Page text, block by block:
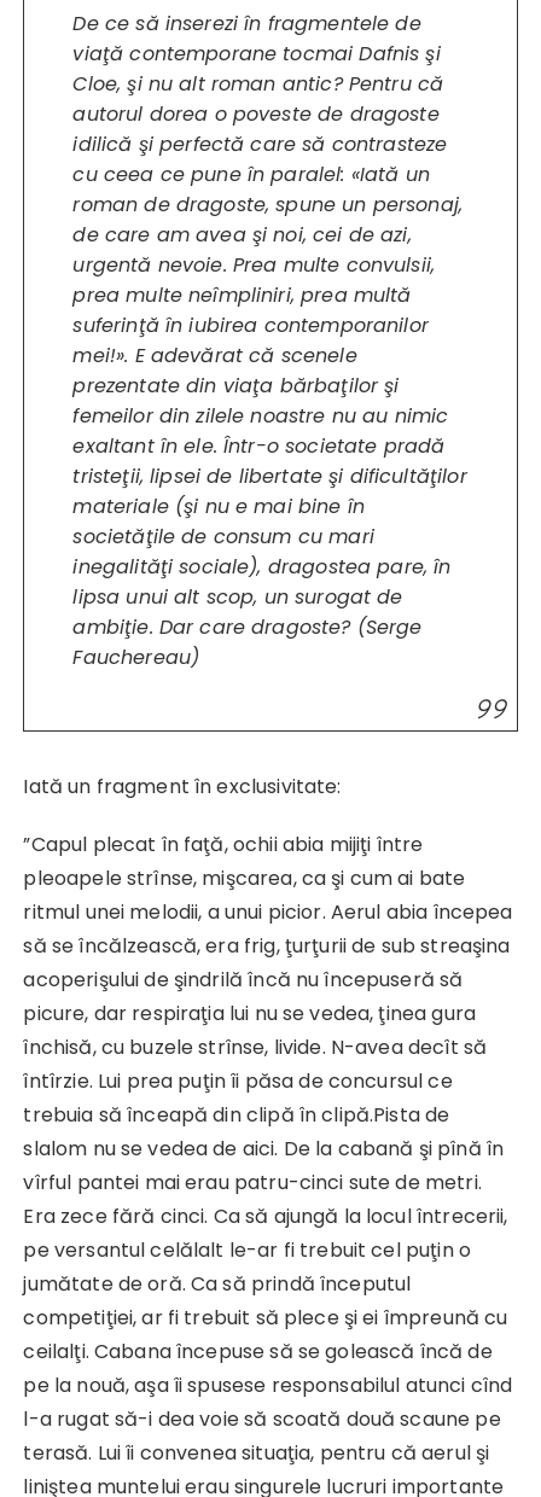
De ce să inserezi în fragmentele de
viaţă contemporane tocmaiDafnis şi
Cloe, şi nu alt roman antic? Pentru că
autorul dorea o poveste de dragoste
idilică şi perfectă care să contrasteze
cu ceea ce pune în paralel: «Iată un
roman de dragoste, spune un personaj,
de care am avea şi noi, cei de azi,
urgentă nevoie. Prea multe convulsii,
prea multe neîmpliniri, prea multă
suferinţă în iubirea contemporanilor
mei!». E adevărat că scenele
prezentate din viaţa bărbaţilor şi
femeilor din zilele noastre nu au nimic
exaltant în ele. Într-o societate pradă
tristeţii, lipsei de libertate şi dificultăţilor
materiale (şi nu e mai bine în
societăţile de consum cu mari
inegalităţi sociale), dragostea pare, în
lipsa unui alt scop, un surogat de
ambiţie. Dar care dragoste? (Serge
Fauchereau)
Iată un fragment în exclusivitate:
”Capul plecat în faţă, ochii abia mijiţi între
pleoapele strînse, mişcarea, ca şi cum ai bate
ritmul unei melodii, a unui picior. Aerul abia începea
să se încălzească, era frig, ţurţurii de sub streaşina
acoperişului de şindrilă încă nu începuseră să
picure, dar respiraţia lui nu se vedea, ţinea gura
închisă, cu buzele strînse, livide. N-avea decît să
întîrzie. Lui prea puţin îi păsa de concursul ce
trebuia să înceapă din clipă în clipă.Pista de
slalom nu se vedea de aici. De la cabană şi pînă în
vîrful pantei mai erau patru-cinci sute de metri.
Era zece fără cinci. Ca să ajungă la locul întrecerii,
pe versantul celălalt le-ar fi trebuit cel puţin o
jumătate de oră. Ca să prindă începutul
competiţiei, ar fi trebuit să plece şi ei împreună cu
ceilalţi. Cabana începuse să se golească încă de
pe la nouă, aşa îi spusese responsabilul atunci cînd
l-a rugat să-i dea voie să scoată două scaune pe
terasă. Lui îi convenea situaţia, pentru că aerul şi
liniştea muntelui erau singurele lucruri importante